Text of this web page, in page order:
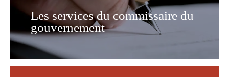
Les services du commissaire du
gouvernement